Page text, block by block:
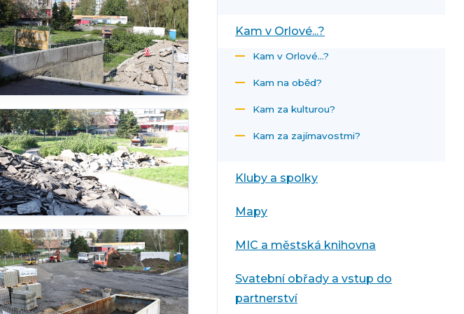
Kam v Orlové...?
Kam v Orlové...?
Kam na oběd?
Kam za kulturou?
Kam za zajímavostmi?
Kluby a spolky
Mapy
MIC a městská knihovna
Svatební obřady a vstup do
partnerství